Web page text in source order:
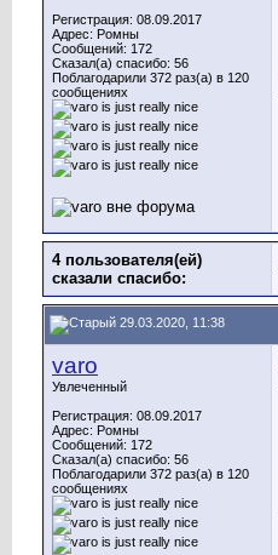
Регистрация: 08.09.2017
Адрес: Ромны
Сообщений: 172
Сказал(а) спасибо: 56
Поблагодарили 372 раз(а) в 120
сообщениях
4 пользователя(ей)
сказали cпасибо:
29.03.2020, 11:38
varo
Увлеченный
Регистрация: 08.09.2017
Адрес: Ромны
Сообщений: 172
Сказал(а) спасибо: 56
Поблагодарили 372 раз(а) в 120
сообщениях